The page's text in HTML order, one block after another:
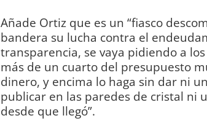
Añade Ortiz que es un “fiasco
bandera su lucha contra el
transparencia, se vaya pidiendo a
más de un cuarto del presupuesto
dinero, y encima lo haga sin dar ni
publicar en las paredes de cristal ni
desde que llegó”.